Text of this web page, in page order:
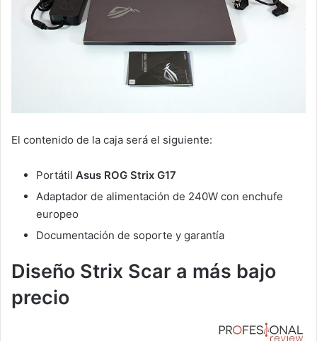
El contenido de la caja será el siguiente:
Portátil Asus ROG Strix G17
Adaptador de alimentación de 240W con enchufe
europeo
Documentación de soporte y garantía
Diseño Strix Scar a más bajo
precio